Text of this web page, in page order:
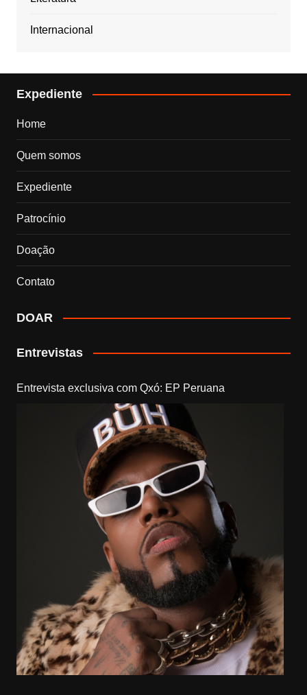
Internacional
Expediente
Home
Quem somos
Expediente
Patrocínio
Doação
Contato
DOAR
Entrevistas
Entrevista exclusiva com Qxó: EP Peruana